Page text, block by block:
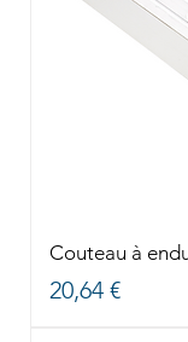
Couteau à
Prix
20,64 €